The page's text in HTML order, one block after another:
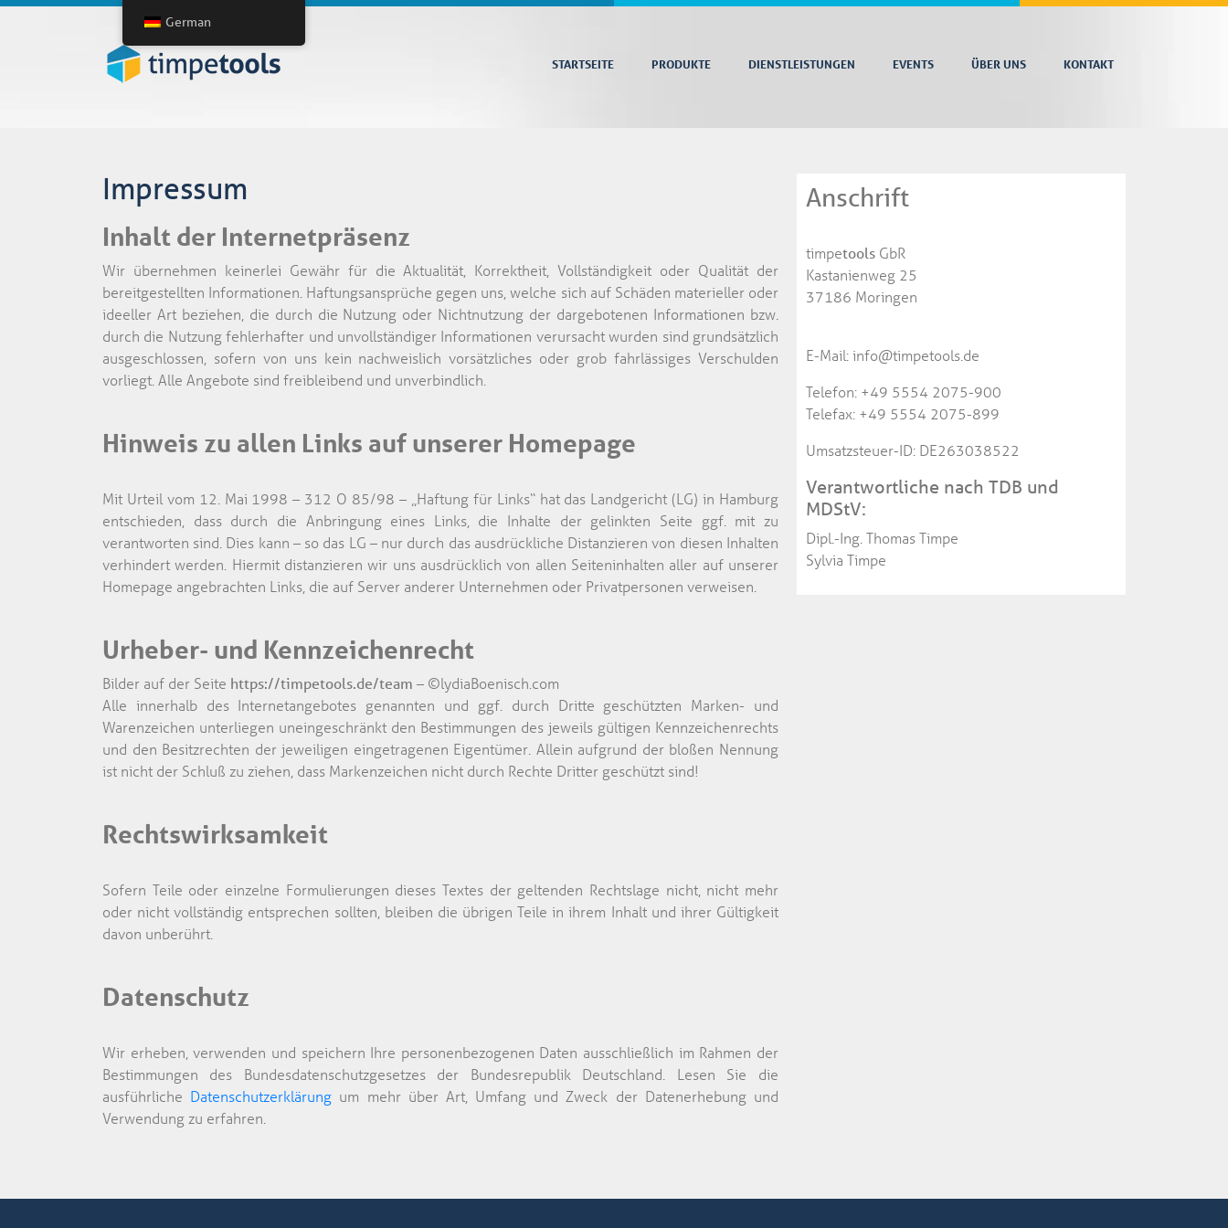
STARTSEITE PRODUKTE DIENSTLEISTUNGEN EVENTS ÜBER UNS KONTAKT
Impressum
Inhalt der Internetpräsenz
Wir übernehmen keinerlei Gewähr für die Aktualität, Korrektheit, Vollständigkeit oder Qualität der
bereitgestellten Informationen. Haftungsansprüche gegen uns, welche sich auf Schäden materieller oder
ideeller Art beziehen, die durch die Nutzung oder Nichtnutzung der dargebotenen Informationen bzw.
durch die Nutzung fehlerhafter und unvollständiger Informationen verursacht wurden sind grundsätzlich
ausgeschlossen, sofern von uns kein nachweislich vorsätzliches oder grob fahrlässiges Verschulden
vorliegt. Alle Angebote sind freibleibend und unverbindlich.
Hinweis zu allen Links auf unserer Homepage
Mit Urteil vom 12. Mai 1998 – 312 O 85/98 – „Haftung für Links“ hat das Landgericht (LG) in Hamburg
entschieden, dass durch die Anbringung eines Links, die Inhalte der gelinkten Seite ggf. mit zu
verantworten sind. Dies kann – so das LG – nur durch das ausdrückliche Distanzieren von diesen Inhalten
verhindert werden. Hiermit distanzieren wir uns ausdrücklich von allen Seiteninhalten aller auf unserer
Homepage angebrachten Links, die auf Server anderer Unternehmen oder Privatpersonen verweisen.
Urheber- und Kennzeichenrecht
Bilder auf der Seite https://timpetools.de/team – ©lydiaBoenisch.com
Alle innerhalb des Internetangebotes genannten und ggf. durch Dritte geschützten Marken- und
Warenzeichen unterliegen uneingeschränkt den Bestimmungen des jeweils gültigen Kennzeichenrechts
und den Besitzrechten der jeweiligen eingetragenen Eigentümer. Allein aufgrund der bloßen Nennung
ist nicht der Schluß zu ziehen, dass Markenzeichen nicht durch Rechte Dritter geschützt sind!
Rechtswirksamkeit
Sofern Teile oder einzelne Formulierungen dieses Textes der geltenden Rechtslage nicht, nicht mehr
oder nicht vollständig entsprechen sollten, bleiben die übrigen Teile in ihrem Inhalt und ihrer Gültigkeit
davon unberührt.
Datenschutz
Wir erheben, verwenden und speichern Ihre personenbezogenen Daten ausschließlich im Rahmen der
Bestimmungen des Bundesdatenschutzgesetzes der Bundesrepublik Deutschland. Lesen Sie die
ausführliche Datenschutzerklärung um mehr über Art, Umfang und Zweck der Datenerhebung und
Verwendung zu erfahren.
Anschrift
timpetools GbR
Kastanienweg 25
37186 Moringen
E-Mail: info@timpetools.de
Telefon: +49 5554 2075-900
Telefax: +49 5554 2075-899
Umsatzsteuer-ID: DE263038522
Verantwortliche nach TDB und
MDStV:
Dipl.-Ing. Thomas Timpe
Sylvia Timpe
German